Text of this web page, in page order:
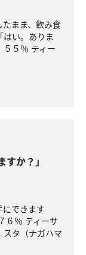
たまま、飲み食
い。ありま
５％ ティー
すか？」
にできます
６％ ティーサ
タ（ナガハマ